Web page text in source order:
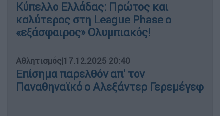
Κύπελλο Ελλάδας: Πρώτος και
καλύτερος στη League Phase ο
«εξάσφαιρος» Ολυμπιακός!
Αθλητισμός|17.12.2025 20:40
Επίσημα παρελθόν απ' τον
Παναθηναϊκό ο Αλεξάντερ Γερεμέγεφ